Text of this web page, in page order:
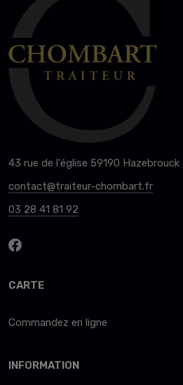
43 rue de l'église 59190 Hazebrouck
contact@traiteur-chombart.fr
03 28 41 81 92
CARTE
Commandez en ligne
INFORMATION